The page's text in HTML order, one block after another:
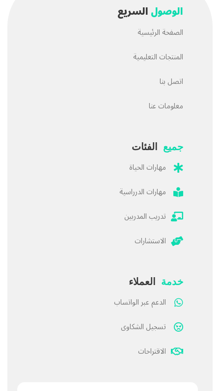
الوصولالسريع
الصفحة الرئيسية
المنتجات التعليمية
اتصل بنا
معلومات عنا
جميع الفئات
مهارات الحياة
مهارات الدرراسية
تدريب المدربين
الاستشارات
خدمة العملاء
الدعم عبر الواتساب
تسجيل الشكاوى
الاقتراحات